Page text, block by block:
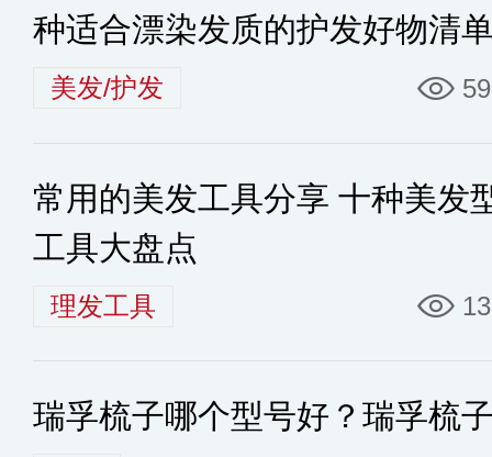
种适合漂染发质的护发好物清
美发/护发
常用的美发工具分享 十种美发
工具大盘点
理发工具
瑞孚梳子哪个型号好？瑞孚梳